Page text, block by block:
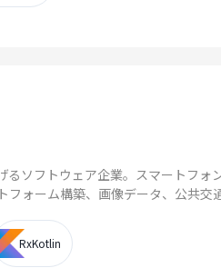
るソフトウェア企業。スマートフォ
ォーム構築、画像データ、公共交
RxKotlin